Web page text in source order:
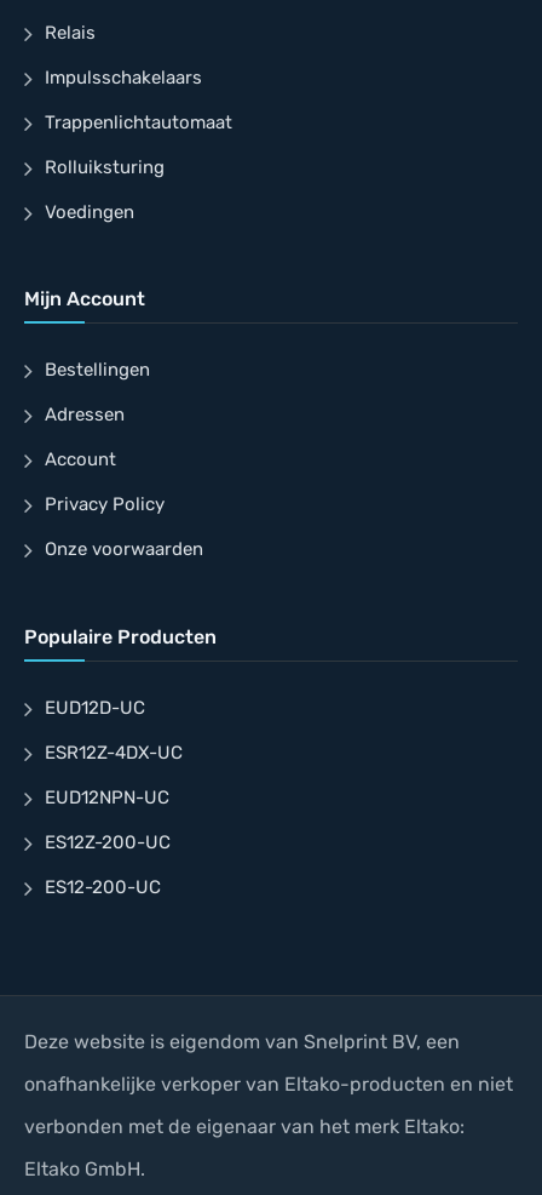
Relais
Impulsschakelaars
Trappenlichtautomaat
Rolluiksturing
Voedingen
Mijn Account
Bestellingen
Adressen
Account
Privacy Policy
Onze voorwaarden
Populaire Producten
EUD12D-UC
ESR12Z-4DX-UC
EUD12NPN-UC
ES12Z-200-UC
ES12-200-UC
Deze website is eigendom van Snelprint BV, een
onafhankelijke verkoper van Eltako-producten en niet
verbonden met de eigenaar van het merk Eltako:
Eltako GmbH.